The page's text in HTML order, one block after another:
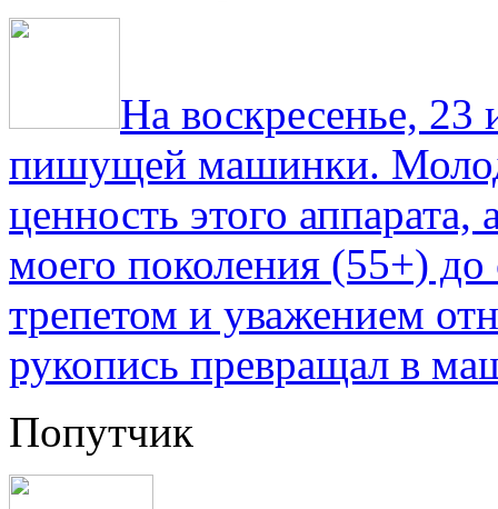
На воскресенье,
пишущей машинки.
ценность этого
моего поколения (55+) до
трепетом и уважением
рукопись превращал в
Попутчик